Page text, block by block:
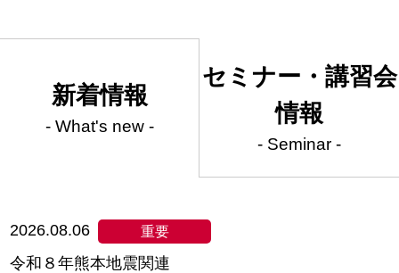
新着情報
- What's new -
セミナー・講習会
情報
- Seminar -
2026.08.06
令和８年熊本地震関連